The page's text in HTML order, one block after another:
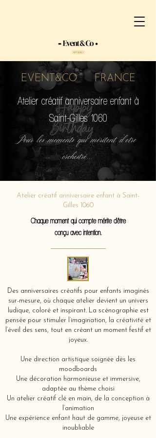
EVENT&CO FRANCE
Atelier créatif anniversaire enfant à
Saint-Gilles 1060
Pour les moments qui méritent d'etre
orchestré...
Atelier créatif anniversaire enfant à Saint-
Gilles 1060
Chaque moment qui compte mérite d'être
conçu avec intention.
Des anniversaires créatifs pour enfants imaginés
sur-mesure, où chaque atelier devient un univers
ludique, coloré et inspirant. La scénographie est
pensée pour stimuler l’imagination, la créativité et
l’éveil des sens, tout en créant un moment festif et
joyeux.
Une direction artistique soignée dès les
moodboards
Une décoration harmonieuse et immersive,
adaptée au thème choisi
Un atelier créatif clé en main, de la conception à
l’animation
Une expérience enfant haut de gamme, joyeuse et
inoubliable